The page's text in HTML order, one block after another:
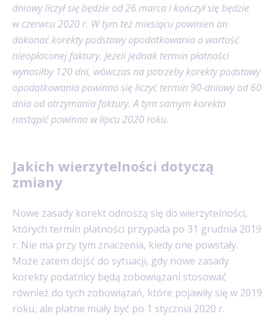
dniowy liczył się będzie od 26 marca i kończył się będzie
w czerwcu 2020 r. W tym też miesiącu powinien on
dokonać korekty podstawy opodatkowania o wartość
nieopłaconej faktury. Jeżeli jednak termin płatności
wynosiłby 120 dni, wówczas na potrzeby korekty podstawy
opodatkowania powinno się liczyć termin 90-dniowy od 60
dnia od otrzymania faktury. A tym samym korekta
nastąpić powinna w lipcu 2020 roku.
Jakich wierzytelności dotyczą
zmiany
Nowe zasady korekt odnoszą się do wierzytelności,
których termin płatności przypada po 31 grudnia 2019
r. Nie ma przy tym znaczenia, kiedy one powstały.
Może zatem dojść do sytuacji, gdy nowe zasady
korekty podatnicy będą zobowiązani stosować
również do tych zobowiązań, które pojawiły się w 2019
roku, ale płatne miały być po 1 stycznia 2020 r.